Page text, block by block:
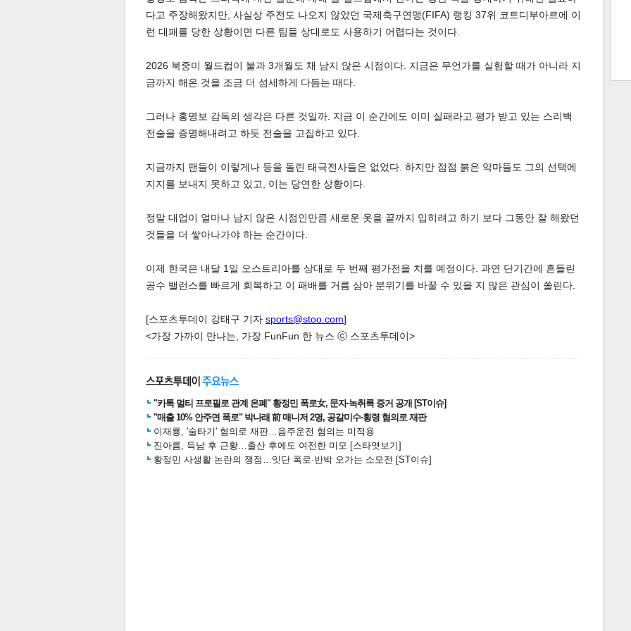
스북 터 공 공유 버블
달기
다고 주장해왔지만, 사실상 주전도 나오지 않았던 국제축구연맹(FIFA) 랭킹 37위 코트디부아르에 이
런 대패를 당한 상황이면 다른 팀들 상대로도 사용하기 어렵다는 것이다.
2026 북중미 월드컵이 불과 3개월도 채 남지 않은 시점이다. 지금은 무언가를 실험할 때가 아니라 지
금까지 해온 것을 조금 더 섬세하게 다듬는 때다.
그러나 홍명보 감독의 생각은 다른 것일까. 지금 이 순간에도 이미 실패라고 평가 받고 있는 스리백
전술을 증명해내려고 하듯 전술을 고집하고 있다.
지금까지 팬들이 이렇게나 등을 돌린 태극전사들은 없었다. 하지만 점점 붉은 악마들도 그의 선택에
지지를 보내지 못하고 있고, 이는 당연한 상황이다.
정말 대업이 얼마나 남지 않은 시점인만큼 새로운 옷을 끝까지 입히려고 하기 보다 그동안 잘 해왔던
것들을 더 쌓아나가야 하는 순간이다.
이제 한국은 내달 1일 오스트리아를 상대로 두 번째 평가전을 치를 예정이다. 과연 단기간에 흔들린
공수 밸런스를 빠르게 회복하고 이 패배를 거름 삼아 분위기를 바꿀 수 있을 지 많은 관심이 쏠린다.
[스포츠투데이 강태구 기자 sports@stoo.com]
<가장 가까이 만나는, 가장 FunFun 한 뉴스 ⓒ 스포츠투데이>
"카톡 멀티 프로필로 관계 은폐" 황정민 폭로女, 문자·녹취록 증거 공개 [ST이슈]
"매출 10% 안주면 폭로" 박나래 前 매니저 2명, 공갈미수·횡령 혐의로 재판
이재룡, '술타기' 혐의로 재판…음주운전 혐의는 미적용
진아름, 득남 후 근황…출산 후에도 여전한 미모 [스타엿보기]
황정민 사생활 논란의 쟁점…잇단 폭로·반박 오가는 소모전 [ST이슈]